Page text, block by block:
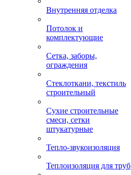
Внутренняя отделка
Потолок и
комплектующие
Сетка, заборы,
ограждения
Стеклоткани, текстиль
строительный
Сухие строительные
смеси, сетки
штукатурные
Тепло-звукоизоляция
Теплоизоляция для труб